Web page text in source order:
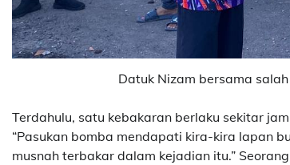
Datuk Nizam bersama
Terdahulu, satu kebakaran berlaku sekitar
“Pasukan bomba mendapati kira-kira lapan
musnah terbakar dalam kejadian itu.”